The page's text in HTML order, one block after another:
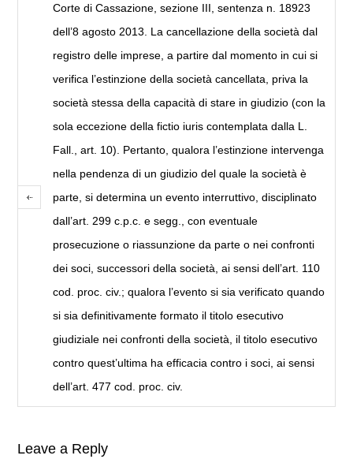
Corte di Cassazione, sezione III, sentenza n. 18923
dell’8 agosto 2013. La cancellazione della società dal
registro delle imprese, a partire dal momento in cui si
verifica l’estinzione della società cancellata, priva la
società stessa della capacità di stare in giudizio (con la
sola eccezione della fictio iuris contemplata dalla L.
Fall., art. 10). Pertanto, qualora l’estinzione intervenga
nella pendenza di un giudizio del quale la società è
parte, si determina un evento interruttivo, disciplinato
dall’art. 299 c.p.c. e segg., con eventuale
prosecuzione o riassunzione da parte o nei confronti
dei soci, successori della società, ai sensi dell’art. 110
cod. proc. civ.; qualora l’evento si sia verificato quando
si sia definitivamente formato il titolo esecutivo
giudiziale nei confronti della società, il titolo esecutivo
contro quest’ultima ha efficacia contro i soci, ai sensi
dell’art. 477 cod. proc. civ.
Leave a Reply